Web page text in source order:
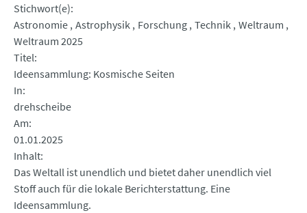
Stichwort(e)
Astronomie Astrophysik Forschung Technik Weltraum
Weltraum 2025
Titel
Ideensammlung: Kosmische Seiten
In
drehscheibe
Am
01.01.2025
Inhalt
Das Weltall ist unendlich und bietet daher unendlich viel
Stoff auch für die lokale Berichterstattung. Eine
Ideensammlung.